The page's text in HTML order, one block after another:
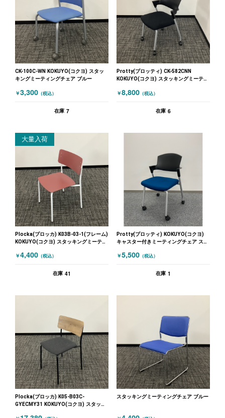
CK-100C-WN KOKUYO(コクヨ) スタッ
キングミーティングチェア ブルー
￥3,300 （税込）
在庫 7
Protty(プロッティ) CK-582CNN
KOKUYO(コクヨ) スタッキングミーティ
￥8,800 （税込）
在庫 6
大量入荷
Plocka(プロッカ) K03B-03-1(フレーム)
KOKUYO(コクヨ) スタッキングミーティ
￥4,400 （税込）
在庫 41
Protty(プロッティ) KOKUYO(コクヨ)
キャスター付きミーティングチェア スタ
￥5,500 （税込）
在庫 1
Plocka(プロッカ) K05-B03C-
GYECMY31 KOKUYO(コクヨ) スタッキ
スタッキングミーティングチェア ブルー